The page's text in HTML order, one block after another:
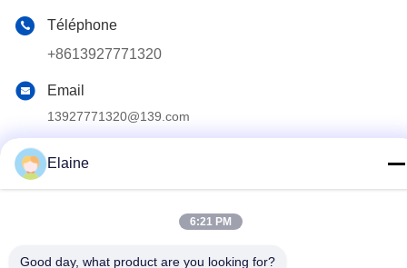
Téléphone
+8613927771320
Email
13927771320@139.com
district de Nanhai, ville de Foshan, province du Guangdong,
Politique en matière de protection de la vie privée
Elaine
6:21 PM
Good day, what product are you looking for?